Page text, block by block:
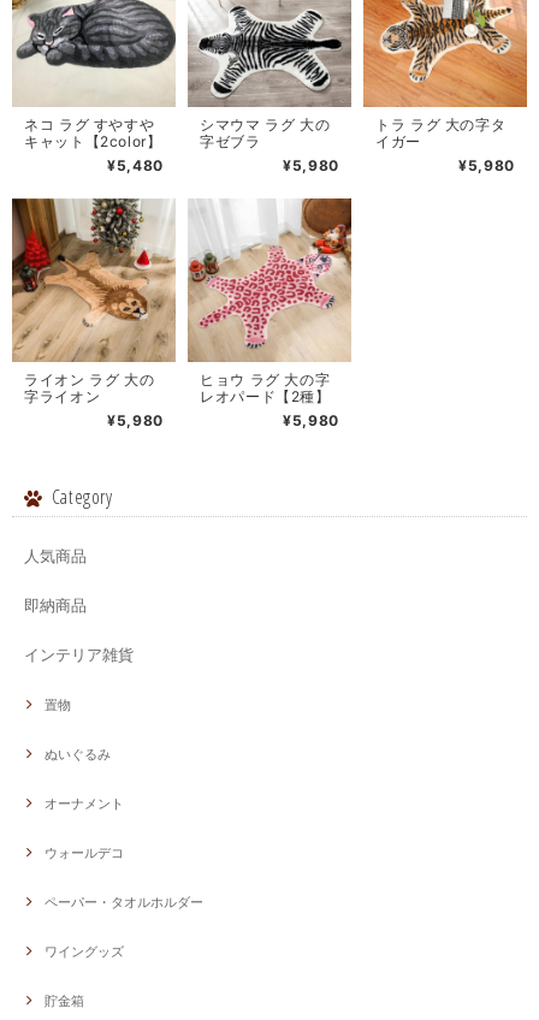
ネコ ラグ すやすや
キャット【2color】
¥5,480
シマウマ ラグ 大の
字ゼブラ
¥5,980
トラ ラグ 大の字タ
イガー
¥5,980
ライオン ラグ 大の
字ライオン
¥5,980
ヒョウ ラグ 大の字
レオパード【2種】
¥5,980
Category
人気商品
即納商品
インテリア雑貨
置物
ぬいぐるみ
オーナメント
ウォールデコ
ペーパー・タオルホルダー
ワイングッズ
貯金箱